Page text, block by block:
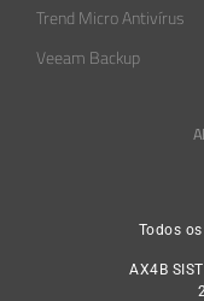
Trend Micro Antivírus
Veeam Backup
A
Todos
AX4B